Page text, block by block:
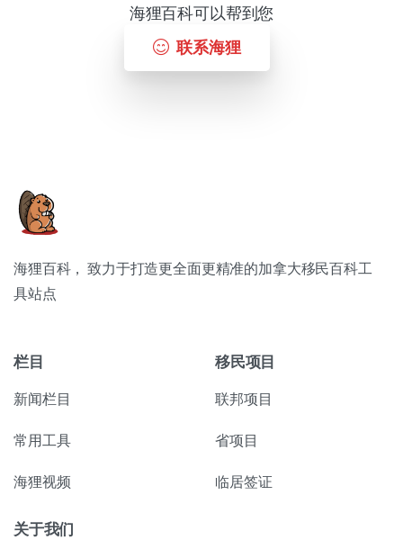
海狸百科可以帮到您
联系海狸
海狸百科， 致力于打造更全面更精准的加拿大移民百科工
具站点
栏目
新闻栏目
常用工具
海狸视频
移民项目
联邦项目
省项目
临居签证
关于我们